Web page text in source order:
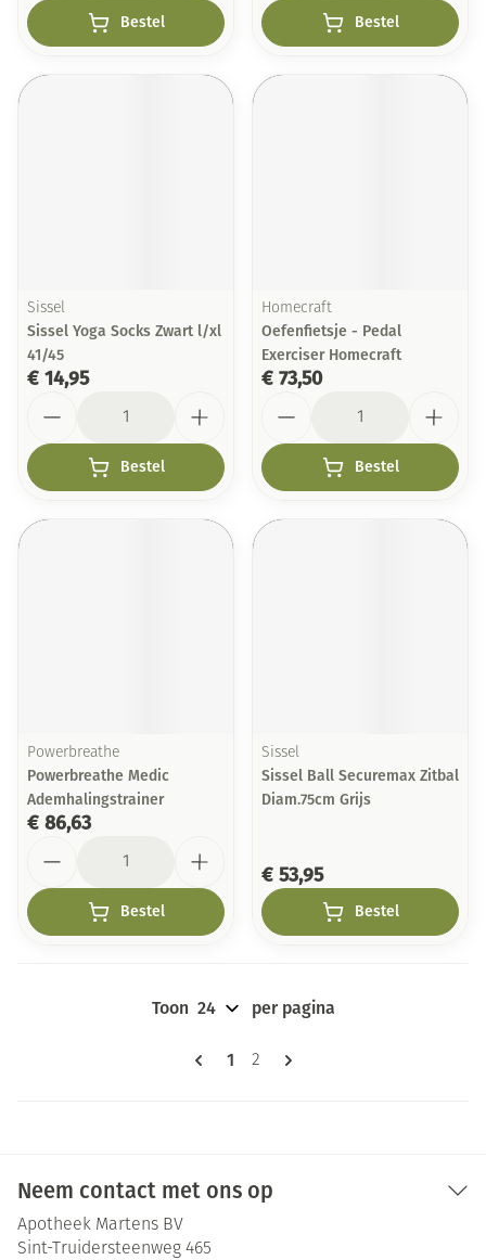
Bestel Bestel
Sissel
Sissel Yoga Socks Zwart l/xl
41/45
€ 14,95
Bestel
Homecraft
Oefenfietsje - Pedal
Exerciser Homecraft
€ 73,50
Bestel
Powerbreathe
Powerbreathe Medic
Ademhalingstrainer
€ 86,63
Bestel
Sissel
Sissel Ball Securemax Zitbal
Diam.75cm Grijs
€ 53,95
Bestel
Pagina's
U lees momenteel pagina
1 Pagina
2
Toon per pagina
Neem contact met ons op
Apotheek Martens BV
Sint-Truidersteenweg 465